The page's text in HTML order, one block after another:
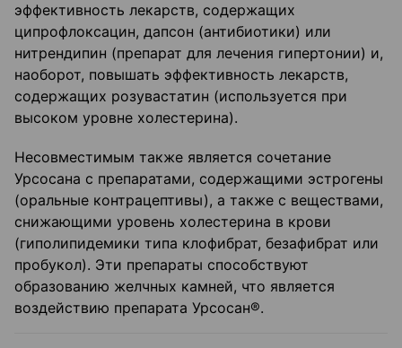
эффективность лекарств, содержащих
ципрофлоксацин, дапсон (антибиотики) или
нитрендипин (препарат для лечения гипертонии) и,
наоборот, повышать эффективность лекарств,
содержащих розувастатин (используется при
высоком уровне холестерина).
Несовместимым также является сочетание
Урсосана с препаратами, содержащими эстрогены
(оральные контрацептивы), а также с веществами,
снижающими уровень холестерина в крови
(гиполипидемики типа клофибрат, безафибрат или
пробукол). Эти препараты способствуют
образованию желчных камней, что является
воздействию препарата Урсосан®.